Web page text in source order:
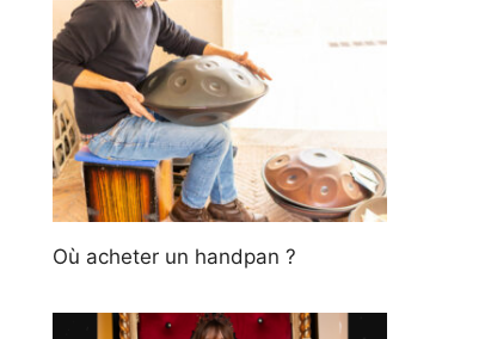
Où acheter un handpan ?